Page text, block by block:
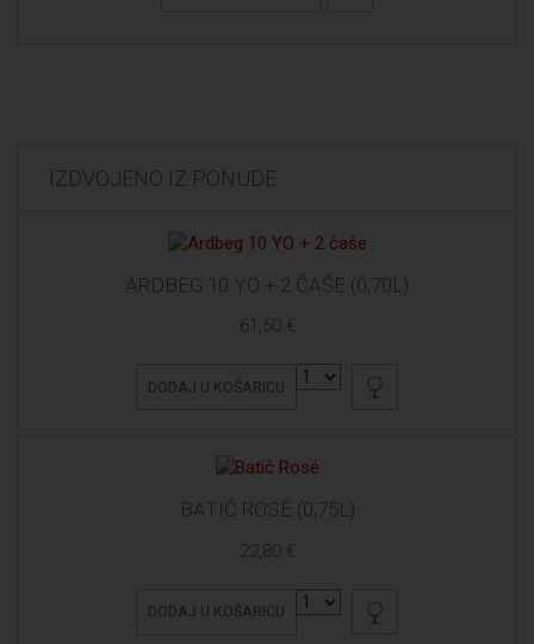
IZDVOJENO IZ PONUDE
ARDBEG 10 YO + 2 ČAŠE (0,70L)
61,50 €
DODAJ U KOŠARICU
BATIČ ROSÉ (0,75L)
22,80 €
DODAJ U KOŠARICU